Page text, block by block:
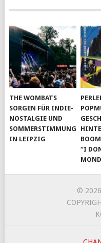
THE WOMBATS
SORGEN FÜR INDIE-
NOSTALGIE UND
SOMMERSTIMMUNG
IN LEIPZIG
“I
© 2026